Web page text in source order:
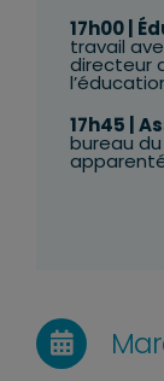
17h00|
travail
directeur
17h45 |
bureau